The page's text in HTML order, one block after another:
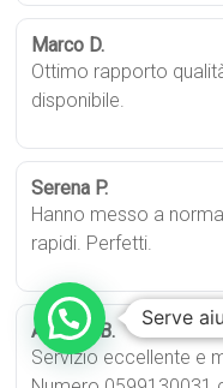
Marco D.
Ottimo rapporto
disponibile.
Serena P.
Hanno messo a
rapidi. Perfetti.
Antonio B.
Servizio eccellente e
Serve